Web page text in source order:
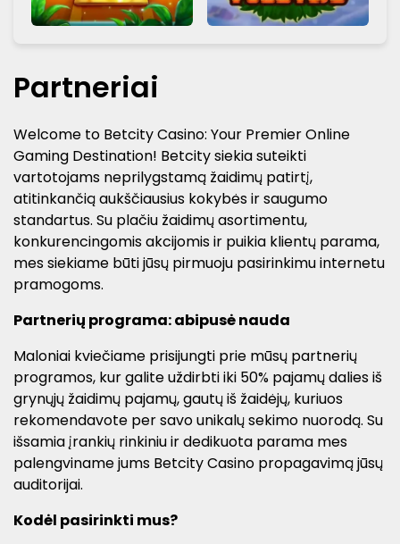
Partneriai
Welcome to Betcity Casino: Your Premier Online
Gaming Destination! Betcity siekia suteikti
vartotojams neprilygstamą žaidimų patirtį,
atitinkančią aukščiausius kokybės ir saugumo
standartus. Su plačiu žaidimų asortimentu,
konkurencingomis akcijomis ir puikia klientų parama,
mes siekiame būti jūsų pirmuoju pasirinkimu internetu
pramogoms.
Partnerių programa: abipusė nauda
Maloniai kviečiame prisijungti prie mūsų partnerių
programos, kur galite uždirbti iki 50% pajamų dalies iš
grynųjų žaidimų pajamų, gautų iš žaidėjų, kuriuos
rekomendavote per savo unikalų sekimo nuorodą. Su
išsamia įrankių rinkiniu ir dedikuota parama mes
palengviname jums Betcity Casino propagavimą jūsų
auditorijai.
Kodėl pasirinkti mus?